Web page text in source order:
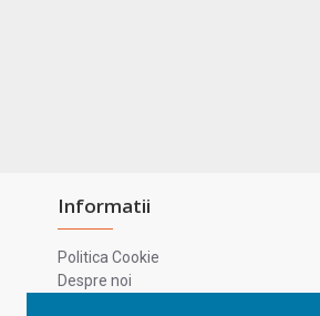
Informatii
Politica Cookie
Despre noi